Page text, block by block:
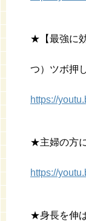
★【最強に
つ）ツボ押
https://
★主婦の方
https://
★身長を伸